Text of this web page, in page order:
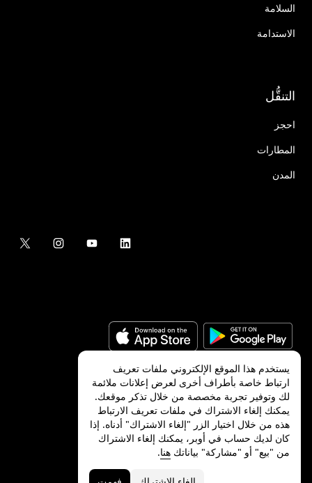
السلامة
الاستدامة
التنقُّل
احجز
المطارات
المدن
©
2026شركة Uber Technologies, Inc.‎
ميزات ذوي الاحتياجات الخاصةالشروط
يستخدم هذا الموقع الإلكتروني ملفات تعريف
ارتباط خاصة بأطراف أخرى لعرض إعلانات ملائمة
لك وتوفير تجربة مخصصة من خلال تذكر موقعك.
يمكنك إلغاء الاشتراك في ملفات تعريف الارتباط
هذه من خلال اختيار الزر "إلغاء الاشتراك" أدناه. إذا
كان لديك حساب في أوبر، يمكنك إلغاء الاشتراك
من "بيع" أو "مشاركة" بياناتك هنا.